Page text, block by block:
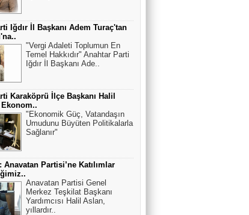
Iğdır İl Başkanı Adem Turaç'tan
"Vergi Adaleti Toplumun En
Temel Hakkıdır" Anahtar Parti
Iğdır İl Başkanı Ade..
Karaköprü İlçe Başkanı Halil
"Ekonomik Güç, Vatandaşın
Umudunu Büyüten Politikalarla
Sağlanır"
Anavatan Partisi’ne Katılımlar
Anavatan Partisi Genel
Merkez Teşkilat Başkanı
Yardımcısı Halil Aslan,
yıllardır..